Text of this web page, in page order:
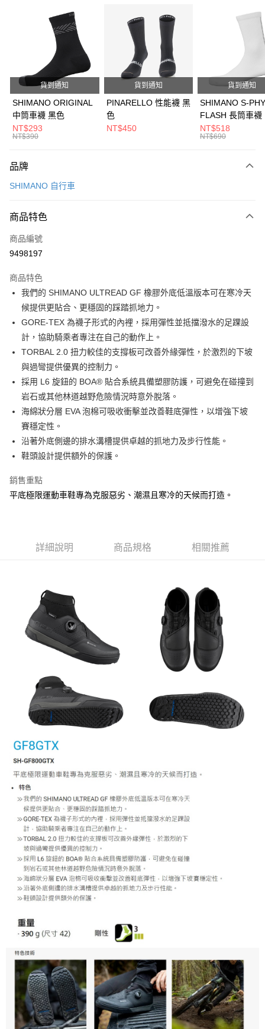
3 期 0 利率 每期 21家銀行
合作金庫商業銀行
第一商業銀行
華南商業銀行
彰化商業銀行
上海商業儲蓄銀行
台北富邦商業銀行
國泰世華商業銀行
兆豐國際商業銀行
台中商業銀行
匯豐（台灣）商業銀行
華泰商業銀行
聯邦商業銀行
元大商業銀行
台灣樂天信用卡公司
6 期 0 利率 每期
合作金庫商業銀行
第一商業銀行
華南商業銀行
彰化商業銀行
上海商業儲蓄銀行
台北富邦商業銀行
國泰世華商業銀行
兆豐國際商業銀行
臺灣中小企業銀行
匯豐（台灣）商業銀行
聯邦商業銀行
玉山商業銀行
台灣樂天信用卡公司
LINE Pay
Apple Pay
悠遊付
Google Pay
每筆NT$100，滿NT$1,000(含以上)免運費
每筆NT$100，滿NT$1,000(含以上)免運費
付款後門市自取
免運費
貨到通知
SHIMANO ORIGINAL
中筒車襪 黑色
NT$293
NT$390
貨到通知
PINARELLO 性能襪 黑
色
NT$450
貨到通知
SHIMANO S-
FLASH 長筒車襪
NT$518
NT$690
品牌
SHIMANO 自行車
商品特色
商品編號
9498197
商品特色
我們的 SHIMANO ULTREAD GF 橡膠外底低溫版本可在寒冷天
候提供更貼合、更穩固的踩踏抓地力。
GORE-TEX 為襪子形式的內裡，採用彈性並抵擋潑水的足踝設
計，協助騎乘者專注在自己的動作上。
TORBAL 2.0 扭力較佳的支撐板可改善外緣彈性，於激烈的下坡
與過彎提供優異的控制力。
採用 L6 旋鈕的 BOA® 貼合系統具備塑膠防護，可避免在碰撞到
岩石或其他林道越野危險情況時意外脫落。
海綿狀分層 EVA 泡棉可吸收衝擊並改善鞋底彈性，以增強下坡
賽穩定性。
沿著外底側邊的排水溝槽提供卓越的抓地力及步行性能。
鞋頭設計提供額外的保護。
銷售重點
平底極限運動車鞋專為克服惡劣、潮濕且寒冷的天候而打造。
詳細說明 商品規格 相關推薦